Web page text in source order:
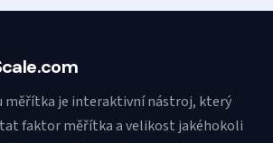
měřítka je interaktivní nástroj, který
faktor měřítka a velikost jakéhokoli